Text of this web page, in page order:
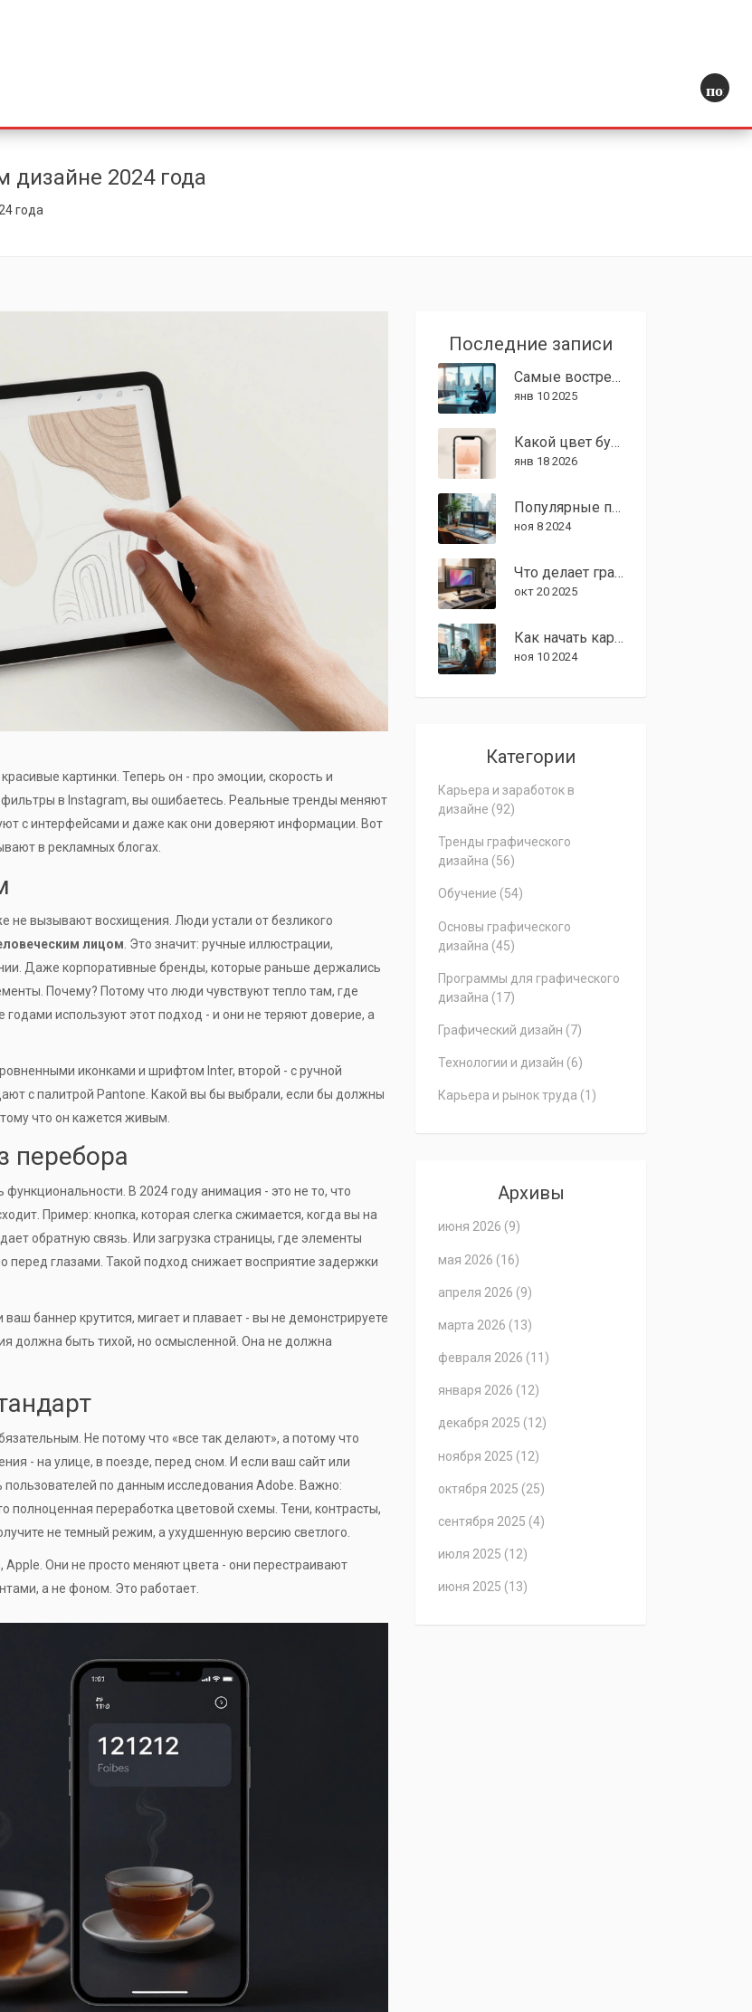
поиск
дизайне 2024 года
года
картинки. Теперь он - про эмоции, скорость и
фильтры в Instagram, вы ошибаетесь. Реальные тренды меняют
с интерфейсами и даже как они доверяют информации. Вот
в рекламных блогах.
не вызывают восхищения. Люди устали от безликого
лицом . Это значит: ручные иллюстрации,
Даже корпоративные бренды, которые раньше держались
Почему? Потому что люди чувствуют тепло там, где
используют этот подход - и они не теряют доверие, а
иконками и шрифтом Inter, второй - с ручной
с палитрой Pantone. Какой вы бы выбрали, если бы должны
что он кажется живым.
перебора
В 2024 году анимация - это не то, что
Пример: кнопка, которая слегка сжимается, когда вы на
обратную связь. Или загрузка страницы, где элементы
перед глазами. Такой подход снижает восприятие задержки
баннер крутится, мигает и плавает - вы не демонстрируете
должна быть тихой, но осмысленной. Она не должна
Не потому что «все так делают», а потому что
- на улице, в поезде, перед сном. И если ваш сайт или
по данным исследования Adobe. Важно:
переработка цветовой схемы. Тени, контрасты,
не темный режим, а ухудшенную версию светлого.
Они не просто меняют цвета - они перестраивают
а не фоном. Это работает.
Последние записи
Самые востребованные направления в графическом дизайне 2025
янв 10 2025
Какой цвет будет весной 2024 года? Тренды графического дизайна от Pantone и дизайнеров
янв 18 2026
Популярные программы для графического дизайнера: Выбор оптимального ПО
ноя 8 2024
Что делает графический дизайнер: задачи, навыки и карьерный путь
окт 20 2025
Как начать карьеру в графическом дизайне: советы и программы
ноя 10 2024
Категории
Карьера и заработок в
дизайне (92)
Тренды графического
дизайна (56)
Обучение (54)
Основы графического
дизайна (45)
Программы для графического
дизайна (17)
Графический дизайн (7)
Технологии и дизайн (6)
Карьера и рынок труда (1)
Архивы
июня 2026 (9)
мая 2026 (16)
апреля 2026 (9)
марта 2026 (13)
февраля 2026 (11)
января 2026 (12)
декабря 2025 (12)
ноября 2025 (12)
октября 2025 (25)
сентября 2025 (4)
июля 2025 (12)
июня 2025 (13)